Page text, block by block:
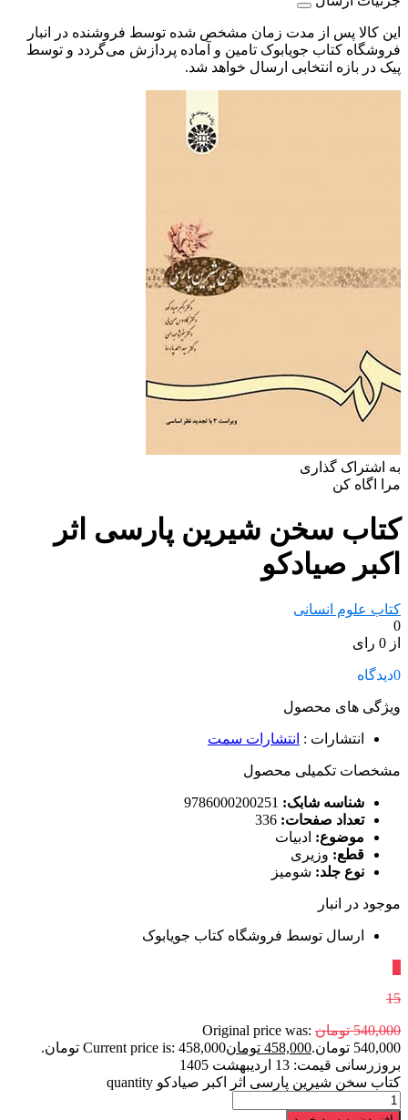
این کالا پس از مدت زمان مشخص شده توسط فروشنده در انبار
فروشگاه کتاب جویابوک تامین و آماده پردازش می‌گردد و توسط
پیک در بازه انتخابی ارسال خواهد شد.
به اشتراک گذاری
مرا اگاه کن
کتاب سخن شیرین پارسی اثر
اکبر صیادکو
کتاب علوم انسانی
0
از 0 رای
0دیدگاه
ویژگی های محصول
انتشارات : انتشارات سمت
مشخصات تکمیلی محصول
شناسه شابک:
تعداد صفحات:
موضوع: ادبیات
قطع: وزیری
نوع جلد: شومیز
موجود در انبار
ارسال توسط فروشگاه کتاب جویابوک
15
540,000 تومان Original price was:
540,000 تومان.
458,000 تومانCurrent price is: 458,000 تومان.
بروزرسانی قیمت: 13 اردیبهشت 1405
کتاب سخن شیرین پارسی اثر اکبر صیادکو quantity